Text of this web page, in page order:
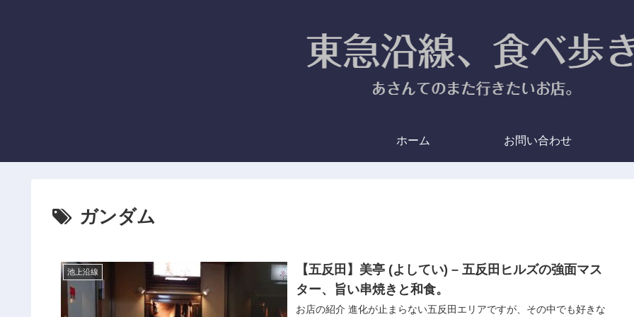
ホーム お問い合わせ
ガンダム
池上沿線
【五反田】美亭 (よしてい) – 五反田ヒルズの強面マス
ター、旨い串焼きと和食。
お店の紹介 進化が止まらない五反田エリアですが、その中でも好きな